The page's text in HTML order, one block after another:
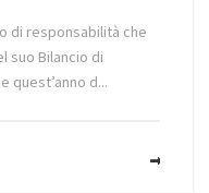
di responsabilità che
suo Bilancio di
quest’anno d...